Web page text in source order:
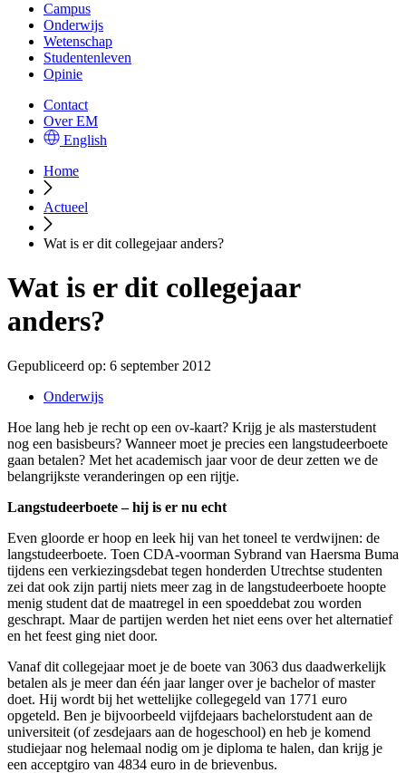
Campus
Onderwijs
Wetenschap
Studentenleven
Opinie
Contact
Over EM
English
Home
Actueel
Wat is er dit collegejaar anders?
Wat is er dit collegejaar
anders?
Gepubliceerd op: 6 september 2012
Onderwijs
Hoe lang heb je recht op een ov-kaart? Krijg je als masterstudent
nog een basisbeurs? Wanneer moet je precies een langstudeerboete
gaan betalen? Met het academisch jaar voor de deur zetten we de
belangrijkste veranderingen op een rijtje.
Langstudeerboete – hij is er nu echt
Even gloorde er hoop en leek hij van het toneel te verdwijnen: de
langstudeerboete. Toen CDA-voorman Sybrand van Haersma Buma
tijdens een verkiezingsdebat tegen honderden Utrechtse studenten
zei dat ook zijn partij niets meer zag in de langstudeerboete hoopte
menig student dat de maatregel in een spoeddebat zou worden
geschrapt. Maar de partijen werden het niet eens over het alternatief
en het feest ging niet door.
Vanaf dit collegejaar moet je de boete van 3063 dus daadwerkelijk
betalen als je meer dan één jaar langer over je bachelor of master
doet. Hij wordt bij het wettelijke collegegeld van 1771 euro
opgeteld. Ben je bijvoorbeeld vijfdejaars bachelorstudent aan de
universiteit (of zesdejaars aan de hogeschool) en heb je komend
studiejaar nog helemaal nodig om je diploma te halen, dan krijg je
een acceptgiro van 4834 euro in de brievenbus.